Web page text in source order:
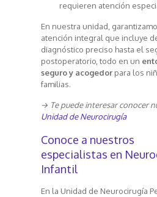
requieren atención
En nuestra unidad,
atención integral que incluye
diagnóstico preciso hasta el
postoperatorio, todo en un
seguro y acogedorpara los
familias.
→ Te puede interesar conocer
Unidad de Neurocirugía
Conoce a nuestros
especialistas en
Infantil
En la Unidad de Neurocirugía